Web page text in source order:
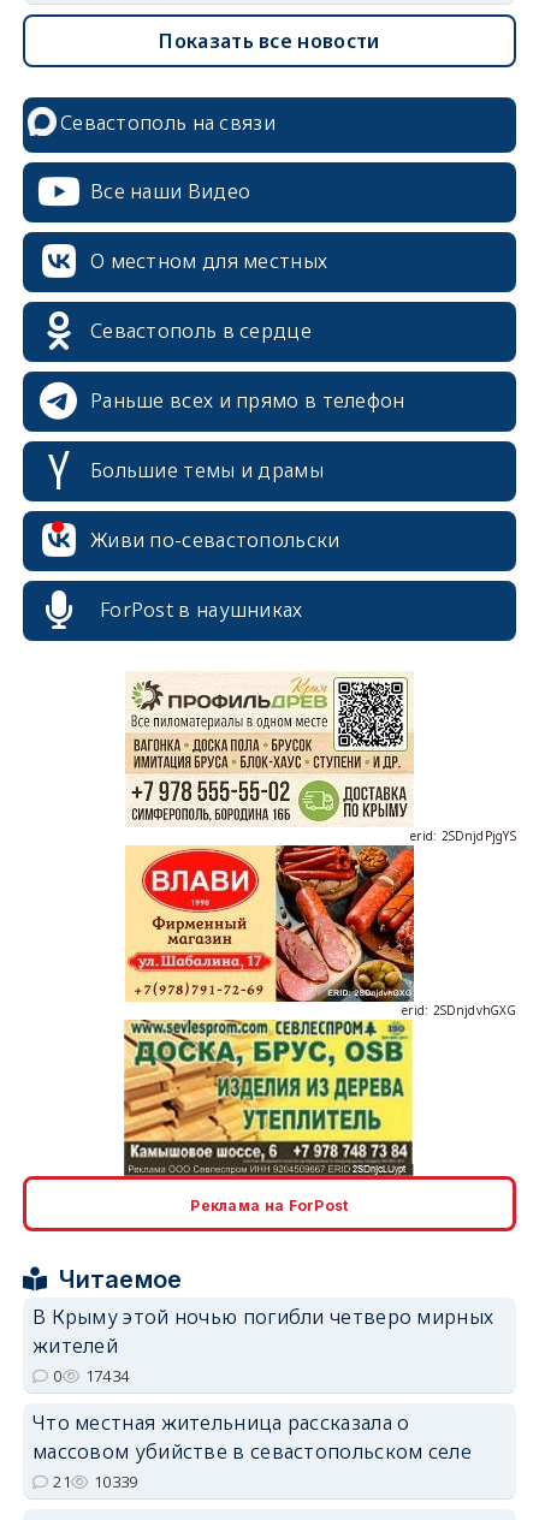
Показать все новости
Севастополь на связи
Все наши Видео
О местном для местных
Севастополь в сердце
Раньше всех и прямо в телефон
Большие темы и драмы
Живи по-севастопольски
ForPost в наушниках
erid: 2SDnjdvhGXG
erid: 2SDnjcLUypt
Реклама на ForPost
Читаемое
В Крыму этой ночью погибли четверо мирных
жителей
0 17434
Что местная жительница рассказала о
массовом убийстве в севастопольском селе
21 10339